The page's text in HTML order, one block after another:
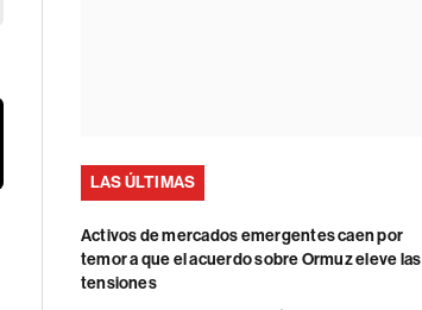
LAS ÚLTIMAS
Activos de mercados emergentes caen por
temor a que el acuerdo sobre Ormuz eleve las
tensiones